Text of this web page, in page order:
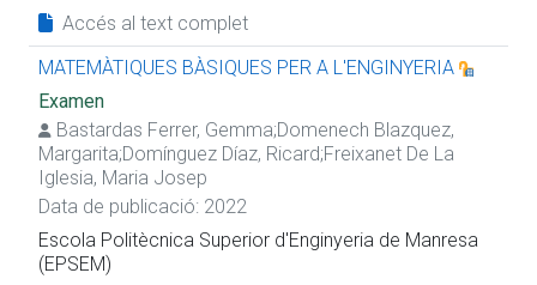
Accés al text complet
MATEMÀTIQUES BÀSIQUES PER A L'ENGINYERIA
Examen
Bastardas Ferrer, Gemma;Domenech Blazquez,
Margarita;Domínguez Díaz, Ricard;Freixanet De La
Iglesia, Maria Josep
Data de publicació: 2022
Escola Politècnica Superior d'Enginyeria de Manresa
(EPSEM)